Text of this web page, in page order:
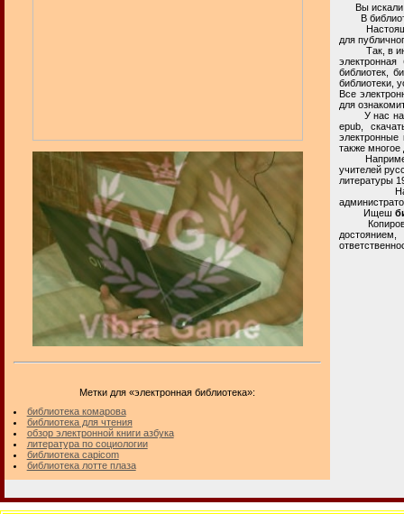
Метки для «электронная библиотека»:
библиотека комарова
библиотека для чтения
обзор электронной книги азбука
литература по социологии
библиотека capicom
библиотека лотте плаза
Вы искали
В
Настоящая
для
Так, в
электронная
библиотек,
библиотеки,
Все
для
У нас на
epub,
электронные
также многое
Например,
учителей
литературы
Настоящая
Ищеш